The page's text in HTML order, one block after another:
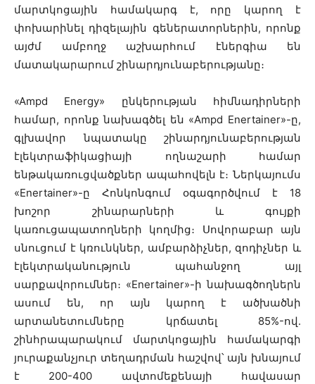
մարտկոցային համակարգ է, որը կարող է
փոխարինել դիզելային գեներատորներին, որոնք
այժմ ամբողջ աշխարհում էներգիա են
մատակարարում շինարդյունաբերությանը։
«Ampd Energy» ընկերության հիմնադիրների
համար, որոնք նախագծել են «Ampd Enertainer»-ը,
գլխավոր նպատակը շինարդյունաբերության
էլեկտրաֆիկացիայի ողնաշարի համար
ենթակառուցվածքներ ապահովելն է։ Ներկայումս
«Enertainer»-ը Հոնկոնգում օգագործվում է 18
խոշոր շինարարների և գույքի
կառուցապատողների կողմից։ Սովորաբար այն
սնուցում է կռունկներ, ամբարձիչներ, զոդիչներ և
էլեկտրականություն պահանջող այլ
սարքավորումներ։ «Enertainer»-ի նախագծողներն
ասում են, որ այն կարող է ածխածնի
արտանետումները կրճատել 85%-ով.
շինհրապարակում մարտկոցային համակարգի
յուրաքանչյուր տեղադրման հաշվով՝ այն խնայում
է 200-400 ավտոմեքենայի հավասար